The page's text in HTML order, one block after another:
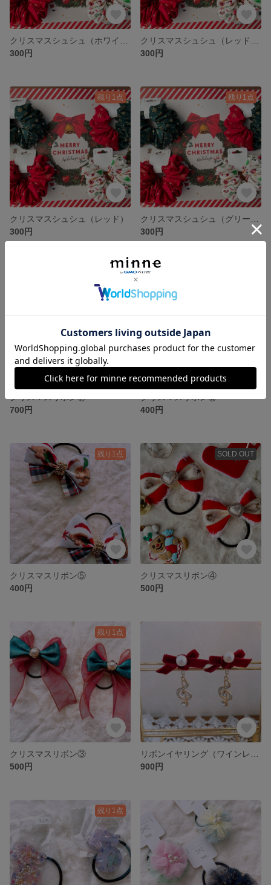
300円
300円
残り1点
クリスマスシュシュ（レッド）
300円
残り1点
300円
残り1点
クリスマスリボン⑦
700円
クリスマスリボン⑥
400円
残り1点
クリスマスリボン⑤
400円
SOLD OUT
クリスマスリボン④
500円
残り1点
クリスマスリボン③
500円
900円
残り1点